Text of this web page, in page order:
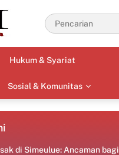
Hukum & Syariat
Sosial & Komunitas
di Simeulue: Ancaman bagi